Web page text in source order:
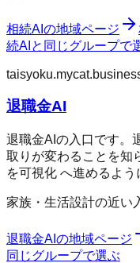
相続AI の地域ページ
続AI と同じグループで
退職金AI
退職金AIの入口です。
取りが変わることを知
を可視化 へ進めるよ
家族・生活設計の近い
退職金AI の地域ページ
同じグループで選ぶ